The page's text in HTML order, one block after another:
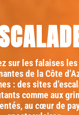
sur les falaises
de la Côte
: des sites
comme aux
au cœur de